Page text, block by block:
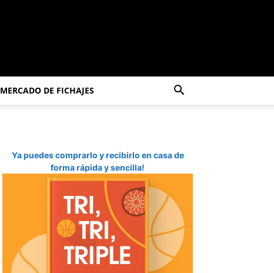
MERCADO DE FICHAJES
Ya puedes comprarlo y recibirlo en casa de
forma rápida y sencilla!